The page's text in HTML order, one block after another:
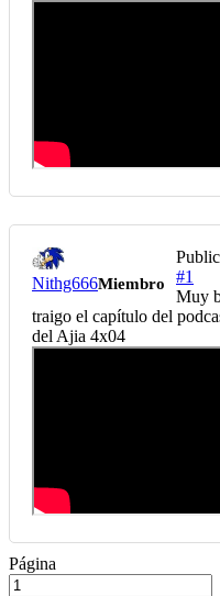
Nithg666Miembro
#1
Muy
traigo el capítulo del
del Ajia 4x04
Página